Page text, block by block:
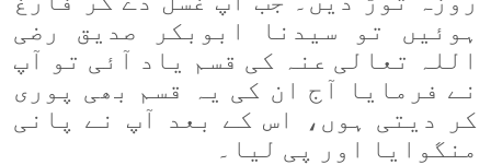
ہوئیں تو سیدنا ابوبکر صدیق رضی
اللہ تعالی عنہ کی قسم یاد آئی تو آپ
نے فرمایا آج ان کی یہ قسم بھی پوری
کر دیتی ہوں، اس کے بعد آپ نے پانی
منگوایا اور پی لیا۔